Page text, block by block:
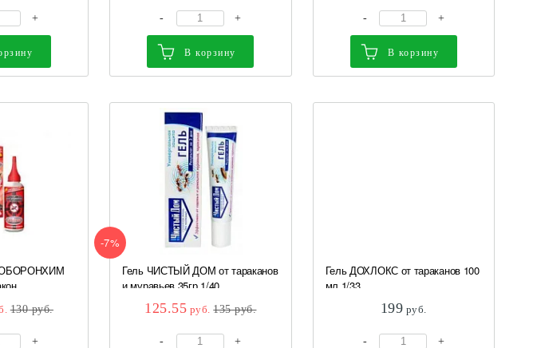
+ - +
В корзину
- +
В корзину
ОБОРОНХИМ
...
130руб.
+
-7%
Гель ЧИСТЫЙ ДОМ от тараканов
и муравьев 35гр.1/40...
125.55 руб. 135руб.
- +
Гель ДОХЛОКС от тараканов 100
мл 1/33
199 руб.
- +